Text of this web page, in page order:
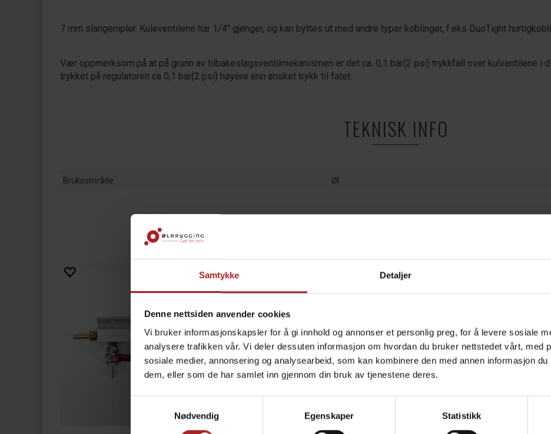
Samtykke Detaljer
Denne nettsiden anvender cookies
Vi bruker informasjonskapsler for å gi innhold og annonser et personlig preg, for å levere sosiale
analysere trafikken vår. Vi deler dessuten informasjon om hvordan du bruker nettstedet vårt, med
sosiale medier, annonsering og analysearbeid, som kan kombinere den med annen informasjon
dem, eller som de har samlet inn gjennom din bruk av tjenestene deres.
Nødvendig
Egenskaper Statistikk
7 mm slangenipler. Kuleventilene har 1/4" gjenger, og kan byttes ut med andre typer koblinger, f.eks DuoTight
Vær oppmerksom på at på grunn av tilbakeslagsventilmekanismen er det ca. 0,1 bar(2 psi) trykkfall over kulventilene i
trykket på regulatoren ca 0,1 bar(2 psi) høyere enn ønsket trykk til fatet.
TEKNISK INFO
Bruksområde Øl